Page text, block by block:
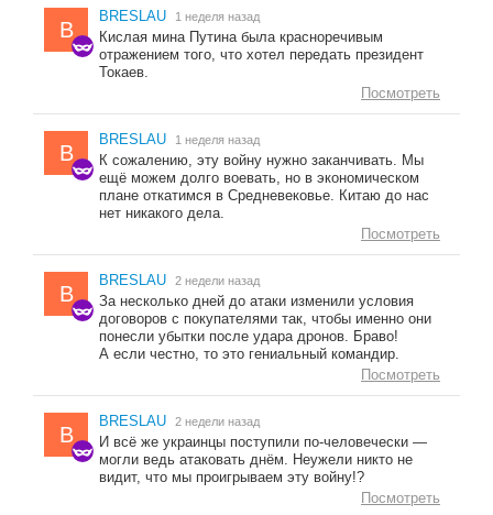
B
BRESLAU 1 неделя назад
Кислая мина Путина была красноречивым
отражением того, что хотел передать президент
Токаев.
Посмотреть
B
BRESLAU 1 неделя назад
К сожалению, эту войну нужно заканчивать. Мы
ещё можем долго воевать, но в экономическом
плане откатимся в Средневековье. Китаю до нас
нет никакого дела.
Посмотреть
B
BRESLAU 2 недели назад
За несколько дней до атаки изменили условия
договоров с покупателями так, чтобы именно они
понесли убытки после удара дронов. Браво!
А если честно, то это гениальный командир.
Посмотреть
B
BRESLAU 2 недели назад
И всё же украинцы поступили по-человечески —
могли ведь атаковать днём. Неужели никто не
видит, что мы проигрываем эту войну!?
Посмотреть